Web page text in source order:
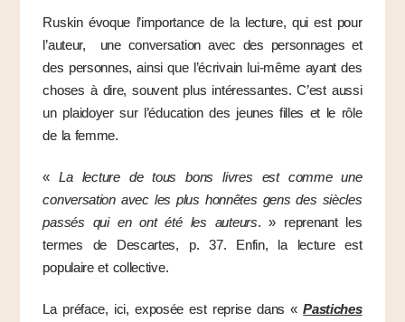
Ruskin évoque l’importance de la lecture, qui est pour
l’auteur, une conversation avec des personnages et
des personnes, ainsi que l’écrivain lui-même ayant des
choses à dire, souvent plus intéressantes. C’est aussi
un plaidoyer sur l’éducation des jeunes filles et le rôle
de la femme.
«La lecture de tous bons livres est comme une
conversation avec les plus honnêtes gens des siècles
passés qui en ont été les auteurs. » reprenant les
termes de Descartes, p. 37. Enfin, la lecture est
populaire et collective.
La préface, ici, exposée est reprise dans «Pastiches